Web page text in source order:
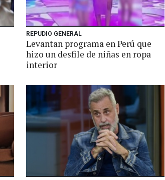
REPUDIO GENERAL
Levantan programa en Perú que
hizo un desfile de niñas en ropa
interior